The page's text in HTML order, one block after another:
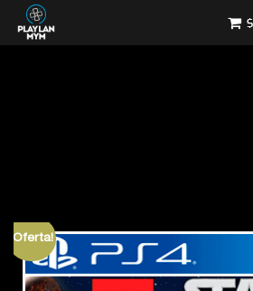
¡Oferta!